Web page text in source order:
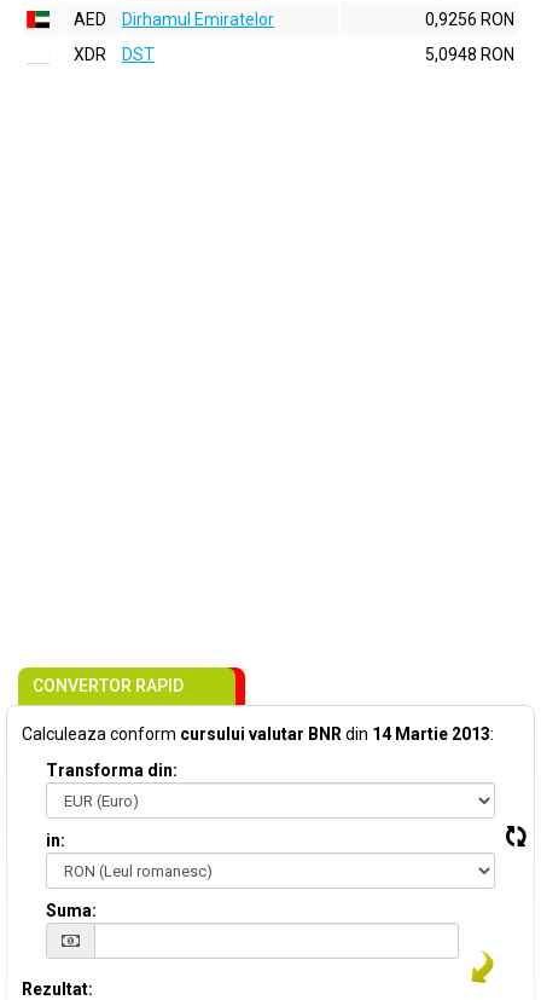
AED
Dirhamul Emiratelor
0,9256 RON
XDR
DST 5,0948 RON
CONVERTOR RAPID
Calculeaza conform cursului valutar BNR din 14 Martie 2013:
Transforma din:
in:
Suma:
Rezultat: